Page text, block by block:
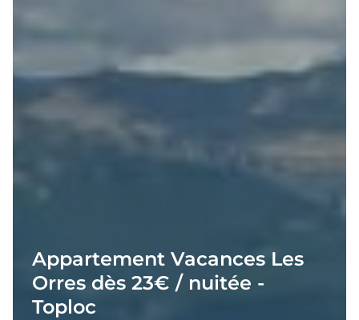
Appartement Vacances Les
Orres dès 23€ / nuitée -
Toploc